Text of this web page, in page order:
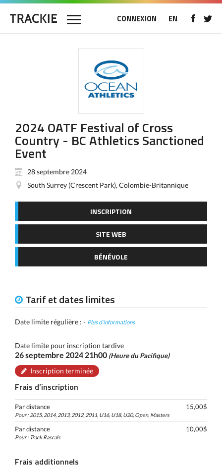
CONNEXION EN
2024 OATF Festival of Cross
Country - BC Athletics Sanctioned
Event
28 septembre 2024
South Surrey (Crescent Park), Colombie-Britannique
INSCRIPTION
SITE WEB
BÉNÉVOLE
Tarif et dates limites
Date limite régulière : - Plus d’informations
Date limite pour inscription tardive
26 septembre 2024 21h00 (Heure du Pacifique)
Inscription terminée
Frais d’inscription
Par distance
Pour : 2015, 2014, 2013, 2012, 2011, U16, U18, U20, Open, Masters
15,00$
Par distance
Pour : Track Rascals
10,00$
Frais additionnels